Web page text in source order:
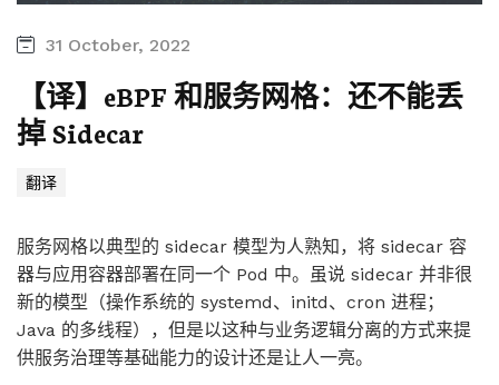
31 October, 2022
【译】eBPF 和服务网格：还不能丢
掉 Sidecar
翻译
服务网格以典型的 sidecar 模型为人熟知，将 sidecar 容
器与应用容器部署在同一个 Pod 中。虽说 sidecar 并非很
新的模型（操作系统的 systemd、initd、cron 进程；
Java 的多线程），但是以这种与业务逻辑分离的方式来提
供服务治理等基础能力的设计还是让人一亮。